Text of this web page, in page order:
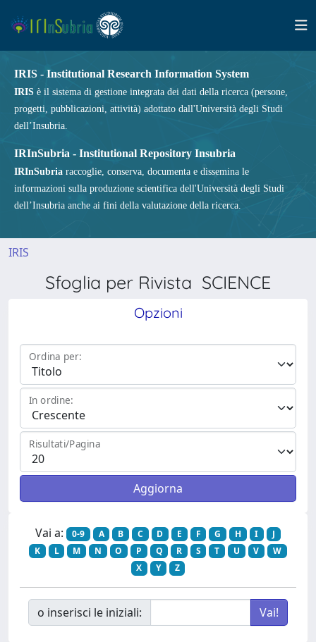
IRIS - Institutional Research Information System
IRIS è il sistema di gestione integrata dei dati della ricerca (persone,
progetti, pubblicazioni, attività) adottato dall'Università degli Studi
dell’Insubria.
IRInSubria - Institutional Repository Insubria
IRInSubria raccoglie, conserva, documenta e dissemina le
informazioni sulla produzione scientifica dell'Università degli Studi
dell’Insubria anche ai fini della valutazione della ricerca.
IRIS
Sfoglia per Rivista SCIENCE
Opzioni
Ordina per:
In ordine:
Risultati/Pagina
Vai a: 0-9 A B C D E F G H I
J
K
L M N O P Q R S T U V
W
X
Y Z
o inserisci le iniziali: